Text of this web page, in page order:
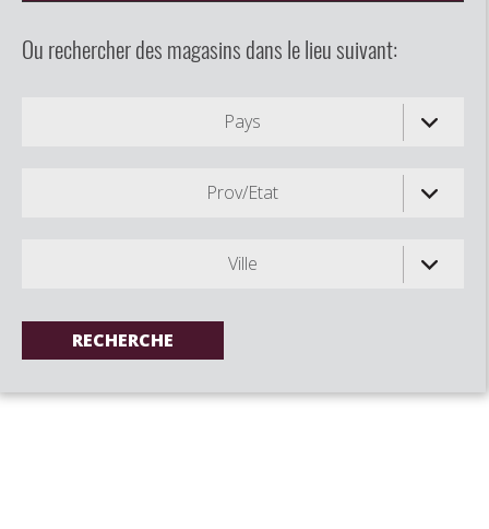
Ou rechercher des magasins dans le lieu suivant:
Pays
Prov/Etat
Ville